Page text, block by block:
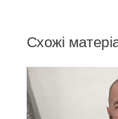
Схожі